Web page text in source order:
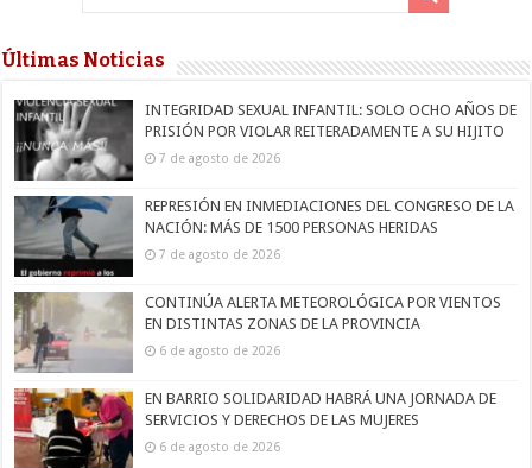
Últimas Noticias
INTEGRIDAD SEXUAL INFANTIL: SOLO OCHO AÑOS DE
PRISIÓN POR VIOLAR REITERADAMENTE A SU HIJITO
7 de agosto de 2026
REPRESIÓN EN INMEDIACIONES DEL CONGRESO DE LA
NACIÓN: MÁS DE 1500 PERSONAS HERIDAS
7 de agosto de 2026
CONTINÚA ALERTA METEOROLÓGICA POR VIENTOS
EN DISTINTAS ZONAS DE LA PROVINCIA
6 de agosto de 2026
EN BARRIO SOLIDARIDAD HABRÁ UNA JORNADA DE
SERVICIOS Y DERECHOS DE LAS MUJERES
6 de agosto de 2026